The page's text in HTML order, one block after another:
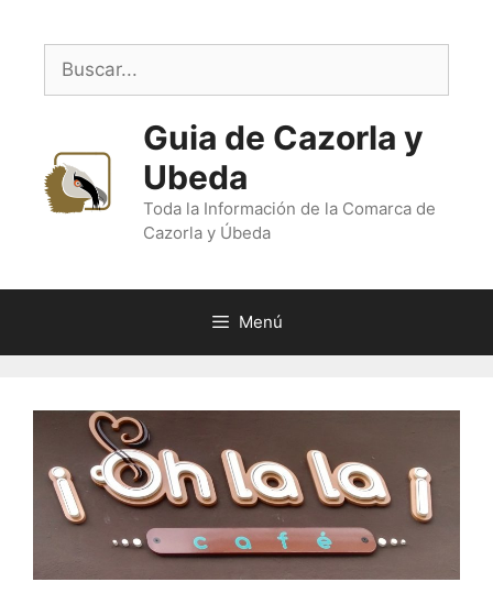
contenido
Buscar:
Guia de Cazorla y
Ubeda
Toda la Información de la Comarca de
Cazorla y Úbeda
Menú